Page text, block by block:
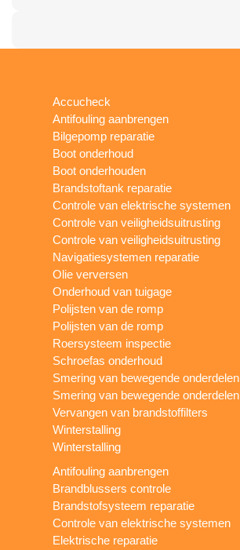
Accucheck
Antifouling aanbrengen
Bilgepomp reparatie
Boot onderhoud
Boot onderhouden
Brandstoftank reparatie
Controle van elektrische systemen
Controle van veiligheidsuitrusting
Controle van veiligheidsuitrusting
Navigatiesystemen reparatie
Olie verversen
Onderhoud van tuigage
Polijsten van de romp
Polijsten van de romp
Roersysteem inspectie
Schroefas onderhoud
Smering van bewegende onderdelen
Smering van bewegende onderdelen
Vervangen van brandstoffilters
Winterstalling
Winterstalling
Antifouling aanbrengen
Brandblussers controle
Brandstofsysteem reparatie
Controle van elektrische systemen
Elektrische reparatie